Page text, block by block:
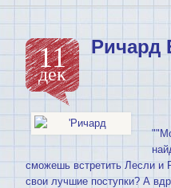
11
дек
Ричард
сможешь встретить Лесли и
свои лучшие поступки? А